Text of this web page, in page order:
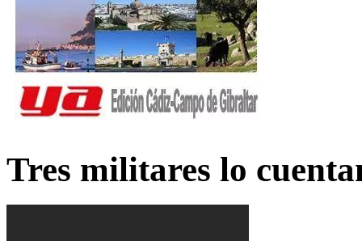
Tres militares lo